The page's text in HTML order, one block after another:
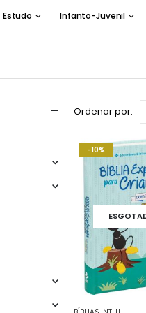
Estudo Infanto-Juvenil
Ordenar por:
-10%